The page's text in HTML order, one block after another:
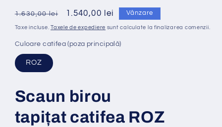
Preț
obișnuit
1.630,00 lei
Preț
redus
1.540,00 lei Vânzare
Taxe incluse.Taxele de expediere sunt calculate la finalizarea comenzii.
Culoare catifea (poza principală)
ROZ
Scaun birou
tapițat catifea ROZ